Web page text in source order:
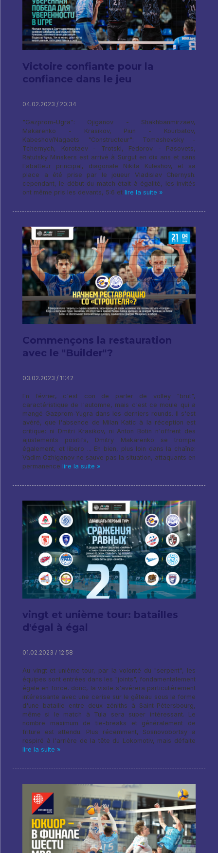
Victoire confiante pour la
confiance dans le jeu
04.02.2023 / 20:34
"Gazprom-Ugra": Ojiganov - Shakhbanmirzaev,
Makarenko - Krasikov, Piun - Kourbatov,
Kabeshov/Nagaets "Constructeur": Tomashevsky -
Tchernych, Korotaev - Trotski, Fedorov - Pasovets,
Ratutsky Minskers est arrivé à Surgut en dix ans et sans
l'abatteur principal, diagonale Nikita Kuleshov, et sa
place a été prise par le joueur Vladislav Chernysh.
cependant, le début du match était à égalité, les invités
ont même pris les devants, 5:6 et lire la suite »
Commençons la restauration
avec le "Builder"?
03.02.2023 / 11:42
En février, c'est con de parler de volley "brut",
caractéristique de l'automne, mais c'est ce moule qui a
mangé Gazprom-Yugra dans les derniers rounds. Il s'est
avéré, que l'absence de Milan Katic à la réception est
critique: ni Dmitri Krasikov, ni Anton Botin n'offrent des
ajustements positifs, Dmitry Makarenko se trompe
également, et libero ... Eh bien, plus loin dans la chaîne:
Vadim Ozhiganov ne sauve pas la situation, attaquants en
permanence lire la suite »
vingt et unième tour: batailles
d'égal à égal
01.02.2023 / 12:58
Au vingt et unième tour, par la volonté du "serpent", les
équipes sont entrées dans les "joints", fondamentalement
égale en force. donc, la visite s'avérera particulièrement
intéressante avec une cerise sur le gâteau sous la forme
d'une bataille entre deux zéniths à Saint-Pétersbourg,
même si le match à Tula sera super intéressant. Le
nombre maximum de tie-breaks et généralement de
friture est attendu. Plus récemment, Sosnovobortsy a
respiré à l'arrière de la tête du Lokomotiv, mais défaite
lire la suite »